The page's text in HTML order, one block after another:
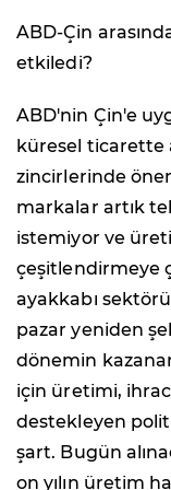
ABD-Çin
etkiledi?
ABD'nin Çin'e
küresel ticarette
zincirlerinde
markalar artık
istemiyor ve
çeşitlendirmeye
ayakkabı
pazar yeniden
dönemin
için üretimi,
destekleyen
şart. Bugün
on yılın üretim